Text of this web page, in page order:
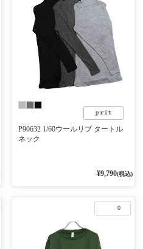
P90632 1/60ウールリブ タートル
ネック
¥9,790(税込)
0